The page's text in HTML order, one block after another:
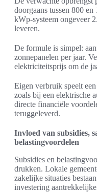
doorgaans tussen 800
kWp-systeem ongeveer
leveren.
De formule is simpel:
zonnepanelen per jaar.
elektriciteitsprijs om de
Eigen verbruik speelt
zoals bij een elektrische
directe financiële
teruggeleverd.
Invloed van subsidies,
belastingvoordelen
Subsidies en
drukken. Lokale
zakelijke situaties
investering